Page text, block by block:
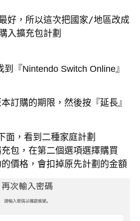
好，所以這次把國家/地區改成
入擴充包計劃
『Nintendo Switch Online』
訂購的期限，然後按『延長』
面，看到二種家庭計劃
包，在第二個選項選擇購買
價格，會扣掉原先計劃的金額